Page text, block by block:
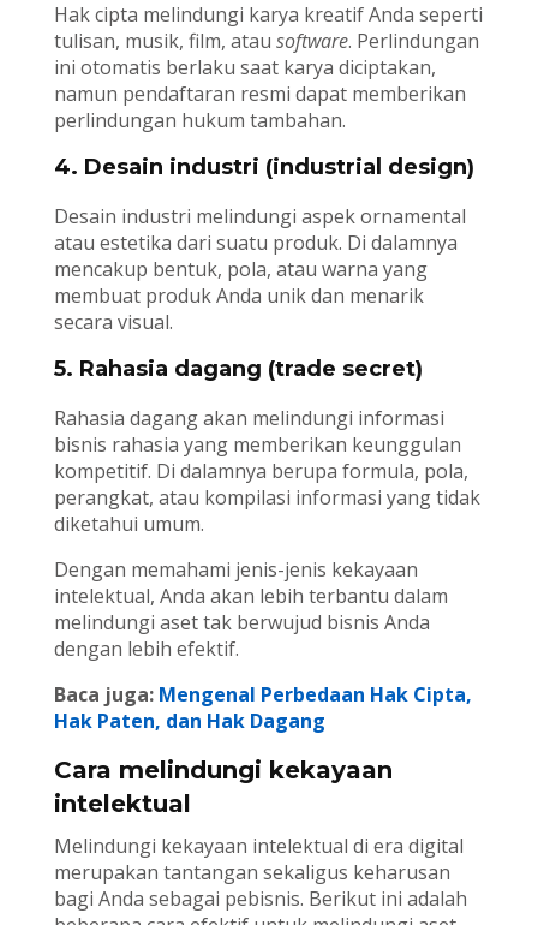
Hak cipta melindungi karya kreatif Anda seperti
tulisan, musik, film, atau software. Perlindungan
ini otomatis berlaku saat karya diciptakan,
namun pendaftaran resmi dapat memberikan
perlindungan hukum tambahan.
4. Desain industri (industrial design)
Desain industri melindungi aspek ornamental
atau estetika dari suatu produk. Di dalamnya
mencakup bentuk, pola, atau warna yang
membuat produk Anda unik dan menarik
secara visual.
5. Rahasia dagang (trade secret)
Rahasia dagang akan melindungi informasi
bisnis rahasia yang memberikan keunggulan
kompetitif. Di dalamnya berupa formula, pola,
perangkat, atau kompilasi informasi yang tidak
diketahui umum.
Dengan memahami jenis-jenis kekayaan
intelektual, Anda akan lebih terbantu dalam
melindungi aset tak berwujud bisnis Anda
dengan lebih efektif.
Baca juga: Mengenal Perbedaan Hak Cipta,
Hak Paten, dan Hak Dagang
Cara melindungi kekayaan
intelektual
Melindungi kekayaan intelektual di era digital
merupakan tantangan sekaligus keharusan
bagi Anda sebagai pebisnis. Berikut ini adalah